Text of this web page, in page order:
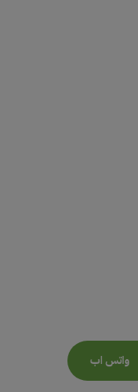
واتس اب